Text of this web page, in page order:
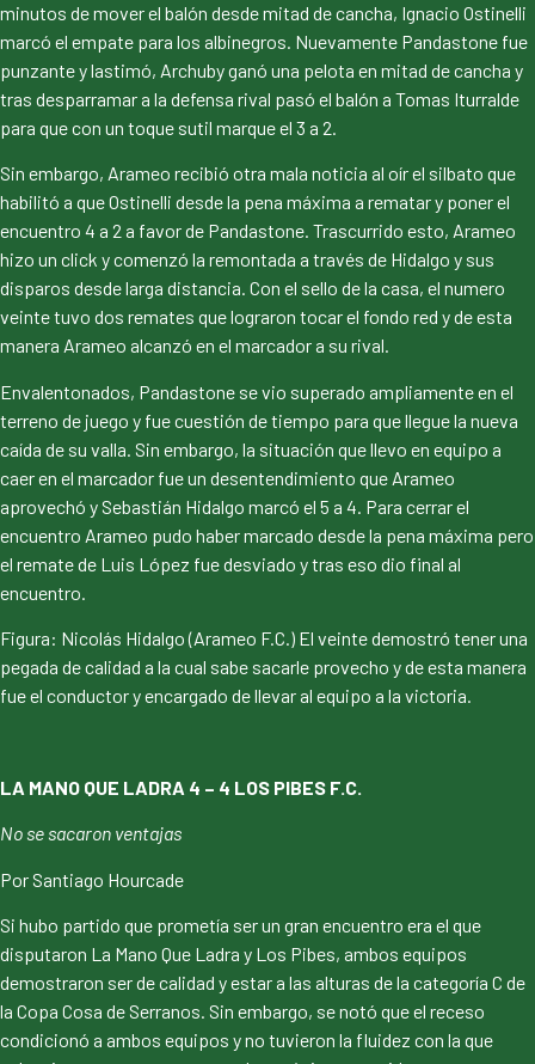
minutos de mover el balón desde mitad de cancha, Ignacio Ostinelli
marcó el empate para los albinegros. Nuevamente Pandastone fue
punzante y lastimó, Archuby ganó una pelota en mitad de cancha y
tras desparramar a la defensa rival pasó el balón a Tomas Iturralde
para que con un toque sutil marque el 3 a 2.
Sin embargo, Arameo recibió otra mala noticia al oír el silbato que
habilitó a que Ostinelli desde la pena máxima a rematar y poner el
encuentro 4 a 2 a favor de Pandastone. Trascurrido esto, Arameo
hizo un click y comenzó la remontada a través de Hidalgo y sus
disparos desde larga distancia. Con el sello de la casa, el numero
veinte tuvo dos remates que lograron tocar el fondo red y de esta
manera Arameo alcanzó en el marcador a su rival.
Envalentonados, Pandastone se vio superado ampliamente en el
terreno de juego y fue cuestión de tiempo para que llegue la nueva
caída de su valla. Sin embargo, la situación que llevo en equipo a
caer en el marcador fue un desentendimiento que Arameo
aprovechó y Sebastián Hidalgo marcó el 5 a 4. Para cerrar el
encuentro Arameo pudo haber marcado desde la pena máxima pero
el remate de Luis López fue desviado y tras eso dio final al
encuentro.
Figura: Nicolás Hidalgo (Arameo F.C.) El veinte demostró tener una
pegada de calidad a la cual sabe sacarle provecho y de esta manera
fue el conductor y encargado de llevar al equipo a la victoria.
LA MANO QUE LADRA 4 – 4 LOS PIBES F.C.
No se sacaron ventajas
Por Santiago Hourcade
Si hubo partido que prometía ser un gran encuentro era el que
disputaron La Mano Que Ladra y Los Pibes, ambos equipos
demostraron ser de calidad y estar a las alturas de la categoría C de
la Copa Cosa de Serranos. Sin embargo, se notó que el receso
condicionó a ambos equipos y no tuvieron la fluidez con la que